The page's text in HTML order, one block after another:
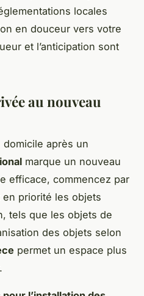
locales
en douceur vers votre
et l’anticipation sont
au nouveau
domicile après un
marque un nouveau
efficace, commencez par
en priorité les objets
tels que les objets de
des objets selon
permet un espace plus